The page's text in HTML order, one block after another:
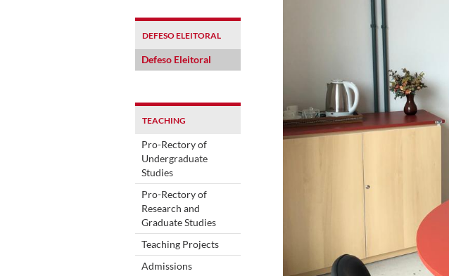
DEFESO ELEITORAL
Defeso Eleitoral
TEACHING
Pro-Rectory of
Undergraduate
Studies
Pro-Rectory of
Research and
Graduate Studies
Teaching Projects
Admissions